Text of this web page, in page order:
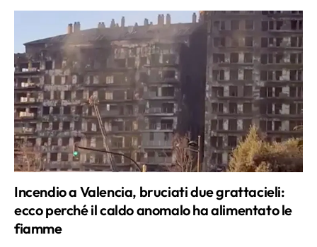
Incendio a Valencia, bruciati due grattacieli:
ecco perché il caldo anomalo ha alimentato le
fiamme